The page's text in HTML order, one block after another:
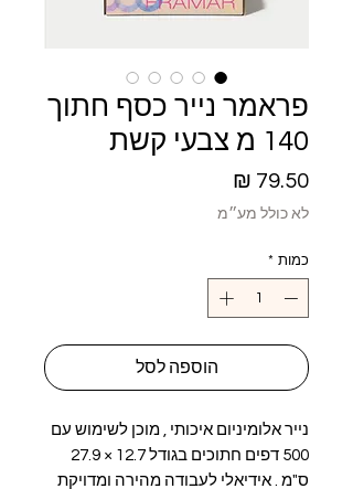
פראמר נייר כסף חתוך
140 מ צבעי קשת
לא כולל מע״מ
כמות *
הוספה לסל
נייר אלומיניום איכותי , מוכן לשימוש עם
500 דפים חתוכים בגודל 12.7 × 27.9
ס"מ . אידיאלי לעבודה מהירה ומדויקת